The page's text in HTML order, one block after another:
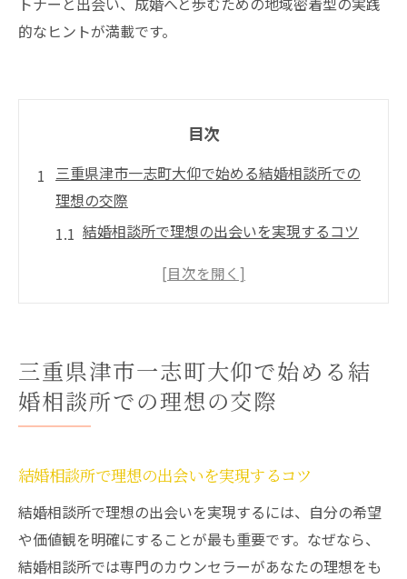
的なヒントが満載です。
目次
三重県津市一志町大仰で始める結婚相談所での
理想の交際
結婚相談所で理想の出会いを実現するコツ
三重県で人気の結婚相談所活用法を紹介
お付き合いの進め方を結婚相談所から学ぶ秘訣
結婚相談所で学ぶ交際ステップとポイント
津市婚活で結婚相談所が教える交際の心得
結婚相談所が伝える進展のコツと注意点
三重県婚活で信頼を築く進め方はここが違
う
三重県津市一志町大仰で始める結
婚相談所での理想の交際
結婚相談所で理想の出会いを実現するコツ
結婚相談所で理想の出会いを実現するには、自分の希望
や価値観を明確にすることが最も重要です。なぜなら、
結婚相談所では専門のカウンセラーがあなたの理想をも